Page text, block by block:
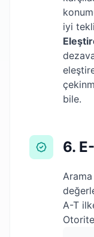
iyi
bile.
6.
A-T